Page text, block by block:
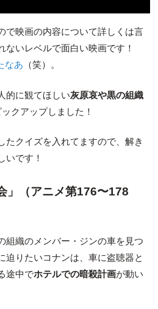
で映画の内容について詳しくは言
ないレベルで面白い映画です！
なあ （笑）。
的に観てほしい灰原哀や黒の組織
クアップしました！
たクイズを入れてますので、解き
いです！
」（アニメ第176〜178
組織のメンバー・ジンの車を見つ
迫りたいコナンは、車に盗聴器と
途中でホテルでの暗殺計画が動い